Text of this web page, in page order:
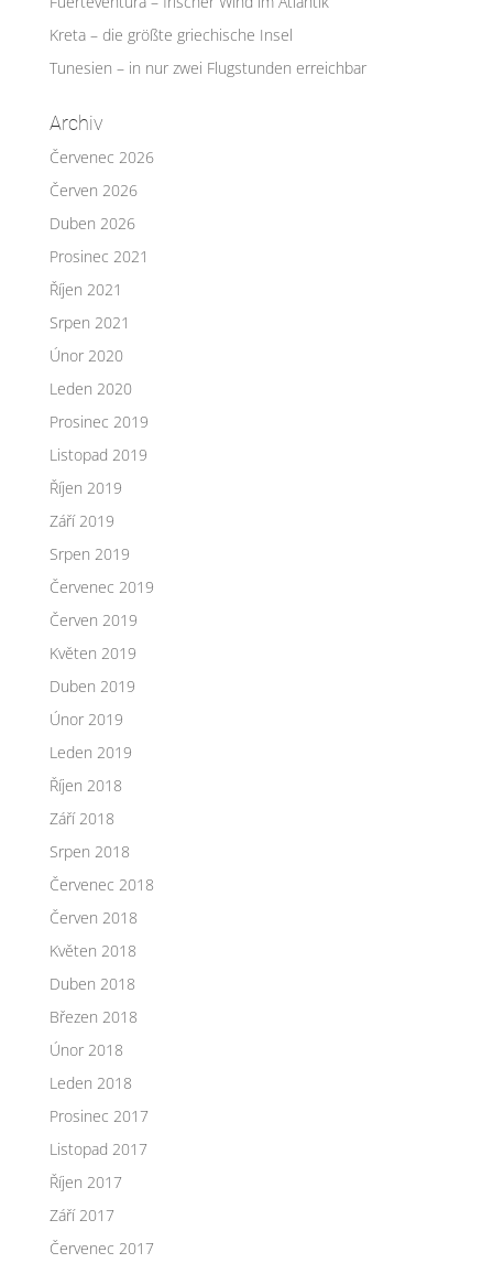
Kreta – die größte griechische Insel
Tunesien – in nur zwei Flugstunden erreichbar
Archiv
Červenec 2026
Červen 2026
Duben 2026
Prosinec 2021
Říjen 2021
Srpen 2021
Únor 2020
Leden 2020
Prosinec 2019
Listopad 2019
Říjen 2019
Září 2019
Srpen 2019
Červenec 2019
Červen 2019
Květen 2019
Duben 2019
Únor 2019
Leden 2019
Říjen 2018
Září 2018
Srpen 2018
Červenec 2018
Červen 2018
Květen 2018
Duben 2018
Březen 2018
Únor 2018
Leden 2018
Prosinec 2017
Listopad 2017
Říjen 2017
Září 2017
Červenec 2017